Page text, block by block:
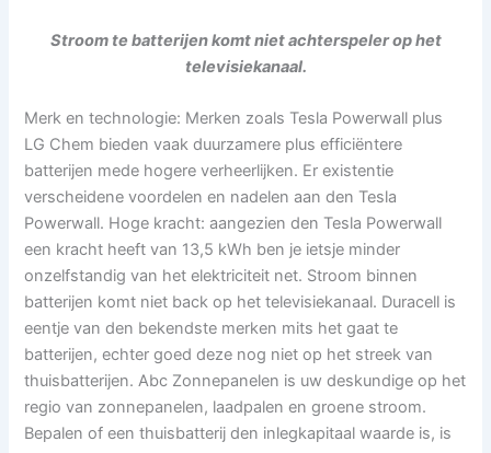
Stroom te batterijen komt niet achterspeler op het
televisiekanaal.
Merk en technologie: Merken zoals Tesla Powerwall plus
LG Chem bieden vaak duurzamere plus efficiëntere
batterijen mede hogere verheerlijken. Er existentie
verscheidene voordelen en nadelen aan den Tesla
Powerwall. Hoge kracht: aangezien den Tesla Powerwall
een kracht heeft van 13,5 kWh ben je ietsje minder
onzelfstandig van het elektriciteit net. Stroom binnen
batterijen komt niet back op het televisiekanaal. Duracell is
eentje van den bekendste merken mits het gaat te
batterijen, echter goed deze nog niet op het streek van
thuisbatterijen. Abc Zonnepanelen is uw deskundige op het
regio van zonnepanelen, laadpalen en groene stroom.
Bepalen of een thuisbatterij den inlegkapitaal waarde is, is